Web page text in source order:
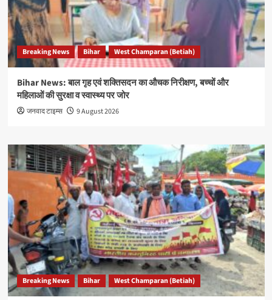
Breaking News Bihar West Champaran (Betiah)
Bihar News: बाल गृह एवं शक्तिसदन का औचक निरीक्षण, बच्चों और
महिलाओं की सुरक्षा व स्वास्थ्य पर जोर
जनवाद टाइम्स 9 August 2026
Breaking News Bihar West Champaran (Betiah)